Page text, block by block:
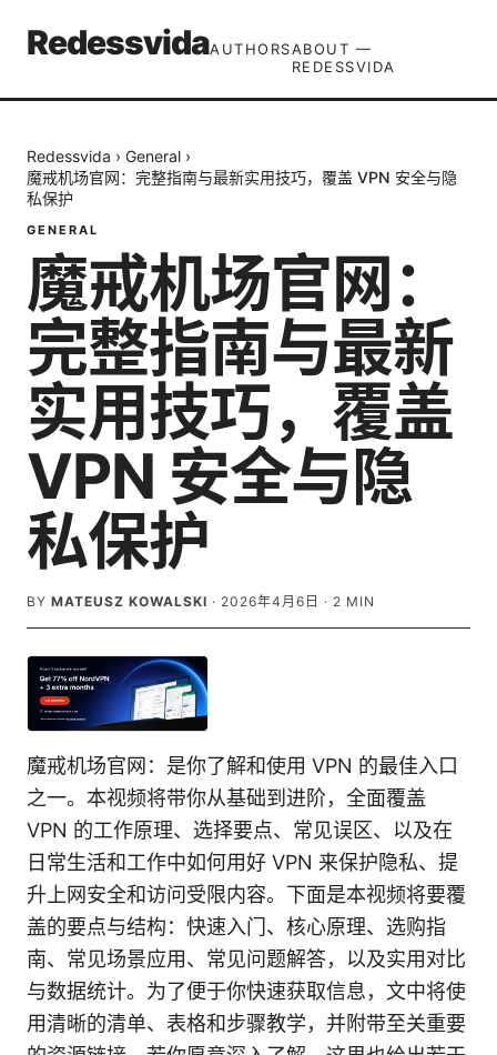
RedessvidaAUTHORSABOUT —
REDESSVIDA
Redessvida › General ›
魔戒机场官网：完整指南与最新实用技巧，覆盖 VPN 安全与隐
私保护
GENERAL
魔戒机场官网：
完整指南与最新
实用技巧，覆盖
VPN 安全与隐
私保护
BY MATEUSZ KOWALSKI · 2026年4月6日 · 2 MIN
魔戒机场官网：是你了解和使用 VPN 的最佳入口
之一。本视频将带你从基础到进阶，全面覆盖
VPN 的工作原理、选择要点、常见误区、以及在
日常生活和工作中如何用好 VPN 来保护隐私、提
升上网安全和访问受限内容。下面是本视频将要覆
盖的要点与结构：快速入门、核心原理、选购指
南、常见场景应用、常见问题解答，以及实用对比
与数据统计。为了便于你快速获取信息，文中将使
用清晰的清单、表格和步骤教学，并附带至关重要